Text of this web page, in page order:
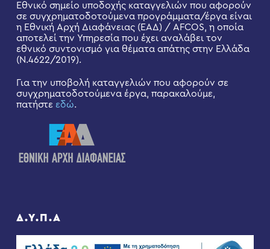
Εθνικό σημείο υποδοχής καταγγελιών που αφορούν
σε συγχρηματοδοτούμενα προγράμματα/έργα είναι
η Εθνική Αρχή Διαφάνειας (ΕΑΔ) / AFCOS, η οποία
αποτελεί την Υπηρεσία που έχει αναλάβει τον
εθνικό συντονισμό για θέματα απάτης στην Ελλάδα
(Ν.4622/2019).
Για την υποβολή καταγγελιών που αφορούν σε
συγχρηματοδοτούμενα έργα, παρακαλούμε,
πατήστε εδώ.
Δ.Υ.Π.Α